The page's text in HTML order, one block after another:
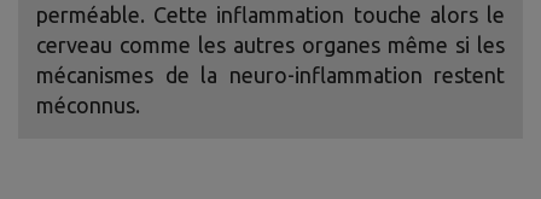
perméable. Cette inflammation touche alors le
cerveau comme les autres organes même si les
mécanismes de la neuro-inflammation restent
méconnus.